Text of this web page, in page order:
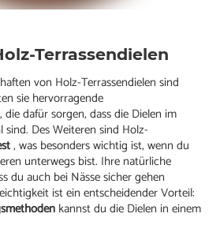
Terrassendielen
von Holz-Terrassendielen sind
sie hervorragende
, die dafür sorgen, dass die Dielen im
Des Weiteren sind Holz-
, was besonders wichtig ist, wenn du
unterwegs bist. Ihre natürliche
du auch bei Nässe sicher gehen
ist ein entscheidender Vorteil:
kannst du die Dielen in einem